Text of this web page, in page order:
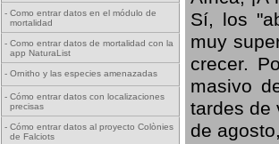
- Como entrar datos en el módulo de
mortalidad
- Como entrar datos de mortalidad con la
app NaturaList
- Ornitho y las especies amenazadas
- Cómo entrar datos con localizaciones
precisas
- Cómo entrar datos al proyecto Colònies
de Falciots
Sí, los
muy
crecer.
masivo
tardes de
de